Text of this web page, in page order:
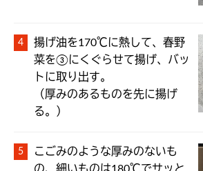
揚げ油を170℃に熱して、春野
菜を③にくぐらせて揚げ、バッ
トに取り出す。
（厚みのあるものを先に揚げ
こごみのような厚みのないも